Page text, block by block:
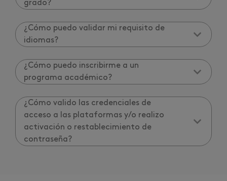
grado?
¿Cómo puedo validar mi requisito de
idiomas?
¿Cómo puedo inscribirme a un
programa académico?
¿Cómo valido las credenciales de
acceso a las plataformas y/o realizo
activación o restablecimiento de
contraseña?